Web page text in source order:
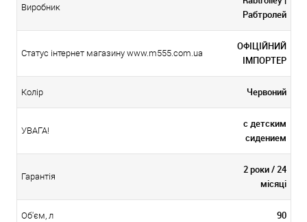
Виробник
Рабтролей
Статус інтернет магазину www.m555.com.ua
ОФІЦІЙНИЙ
ІМПОРТЕР
Колір Червоний
УВАГА!
с детским
сидением
Гарантія
2 роки / 24
місяці
Об'єм, л 90